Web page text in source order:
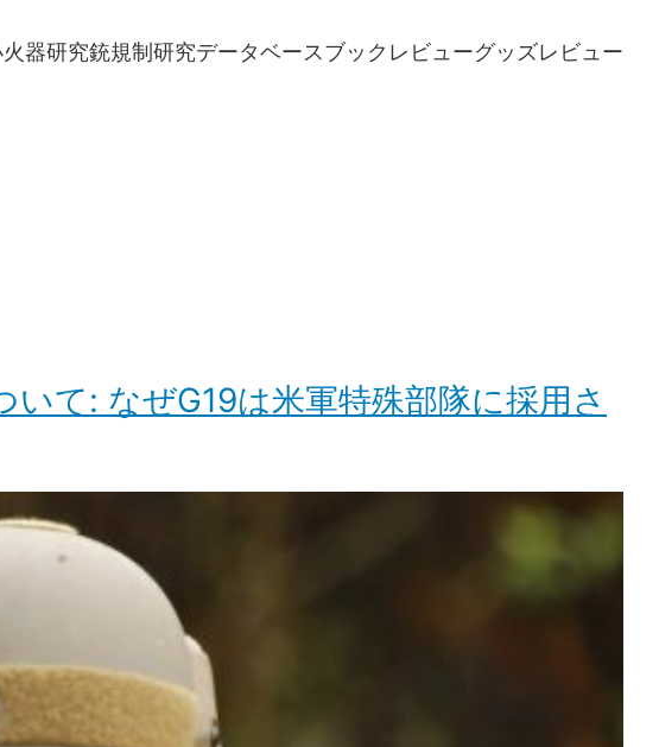
器研究銃規制研究データベースブックレビューグッズレビュー
て: なぜG19は米軍特殊部隊に採用さ